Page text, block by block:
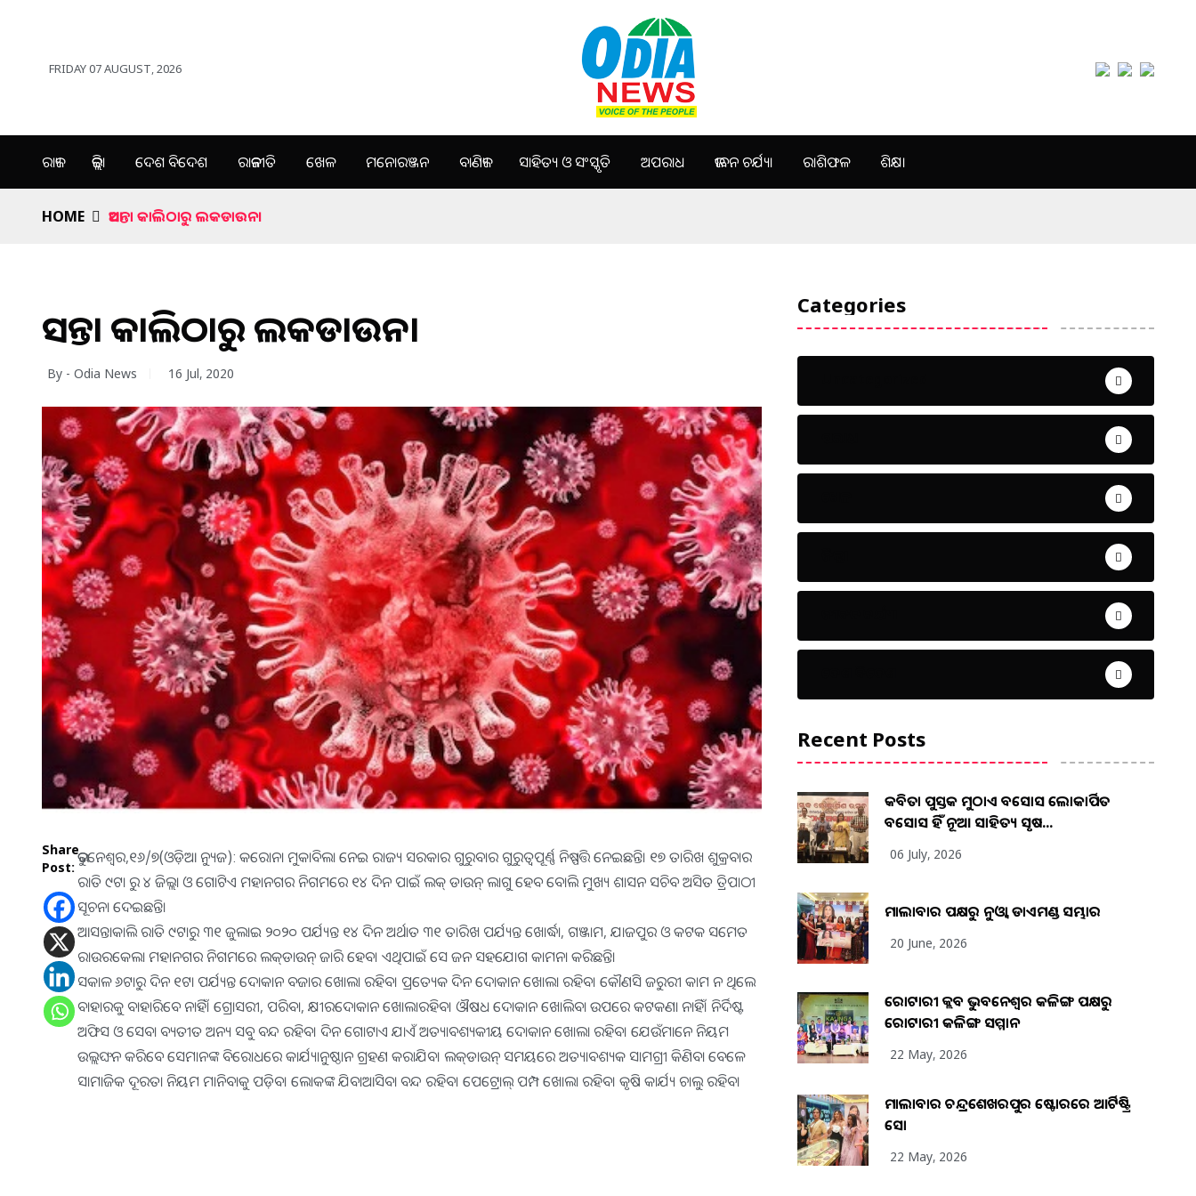
FRIDAY 07 AUGUST, 2026
ରାଜ୍ୟ ଜିଲ୍ଲା ଦେଶ ବିଦେଶ ରାଜନୀତି ଖେଳ ମନୋରଞ୍ଜନ ବାଣିଜ୍ୟ ସାହିତ୍ୟ ଓ ସଂସ୍କୃତି ଅପରାଧ ଜୀବନ ଚର୍ଯ୍ୟା ରାଶିଫଳ ଶିକ୍ଷା
HOME ଆସନ୍ତା କାଲିଠାରୁ ଲକଡାଉନ।
ଆସନ୍ତା କାଲିଠାରୁ ଲକଡାଉନ।
By - Odia News 16 Jul, 2020
Share
Post:
ଭୁବନେଶ୍ବର,୧୬/୭(ଓଡ଼ିଆ ନ୍ୟୁଜ): କରୋନା ମୁକାବିଲା ନେଇ ରାଜ୍ୟ ସରକାର ଗୁରୁବାର ଗୁରୁତ୍ୱପୂର୍ଣ୍ଣ ନିଷ୍ପତ୍ତି ନେଇଛନ୍ତି। ୧୭ ତାରିଖ ଶୁକ୍ରବାର
ରାତି ୯ଟା ରୁ ୪ ଜିଲ୍ଲା ଓ ଗୋଟିଏ ମହାନଗର ନିଗମ​ରେ ୧୪ ଦିନ ପାଇଁ ଲକ୍ ଡାଉନ୍ ଲାଗୁ ହେବ ବୋଲି ମୁଖ୍ୟ ଶାସନ ସଚିବ ଅସିତ ତ୍ରିପାଠୀ
ସୂଚନା ଦେଇଛନ୍ତି।
ଆସନ୍ତାକାଲି ରାତି ୯ଟାରୁ ୩୧ ଜୁଲାଇ ୨୦୨୦ ପର୍ଯ୍ୟନ୍ତ ୧୪ ଦିନ ଅର୍ଥାତ ୩୧ ତାରିଖ ପର୍ଯ୍ୟନ୍ତ ଖୋର୍ଦ୍ଧା, ଗଞ୍ଜାମ, ଯାଜପୁର ଓ କଟକ ସମେତ
ରାଉରକେଲା ମହାନଗର ନିଗମରେ ଲକ୍‌ଡାଉନ୍‌ ଜାରି ହେବ। ଏଥିପାଇଁ ସେ ଜନ ସହଯୋଗ କାମନା କରିଛନ୍ତି।
ସକାଳ ୬ଟାରୁ ଦିନ ୧ଟା ପର୍ଯ୍ୟନ୍ତ ଦୋକାନ ବଜାର ଖୋଲା ରହିବ। ପ୍ରତ୍ୟେକ ଦିନ ଦୋକାନ ଖୋଲା ରହିବ। କୌଣସି ଜରୁରୀ କାମ ନ ଥିଲେ
ବାହାରକୁ ବାହାରିବେ ନାହିଁ। ଗ୍ରୋସରୀ, ପରିବା, କ୍ଷୀରଦୋକାନ ଖୋଲାରହିବ। ଔଷଧ ଦୋକାନ ଖୋଲିବା ଉପରେ କଟକଣା ନାହିଁ। ନିର୍ଦିଷ୍ଟ
ଅଫିସ ଓ ସେବା ବ୍ୟତୀତ ଅନ୍ୟ ସବୁ ବନ୍ଦ ରହିବ। ଦିନ ଗୋଟାଏ ଯାଏଁ ଅତ୍ୟାବଶ୍ୟକୀୟ ଦୋକାନ ଖୋଲା ରହିବ। ଯେଉଁମାନେ ନିୟମ
ଉଲ୍ଲଙ୍ଘନ କରିବେ ସେମାନଙ୍କ ବିରୋଧରେ କାର୍ଯ୍ୟାନୁଷ୍ଠାନ ଗ୍ରହଣ କରାଯିବ। ଲକ୍‌ଡାଉନ୍‌ ସମୟରେ ଅତ୍ୟାବଶ୍ୟକ ସାମଗ୍ରୀ କିଣିବା ବେଳେ
ସାମାଜିକ ଦୂରତା ନିୟମ ମାନିବାକୁ ପଡ଼ିବ। ଲୋକଙ୍କ ଯିବାଆସିବା ବନ୍ଦ ରହିବ। ପେଟ୍ରୋଲ୍‌ ପମ୍ପ ଖୋଲା ରହିବ। କୃଷି କାର୍ଯ୍ୟ ଚାଲୁ ରହିବ।
Categories
Recent Posts
କବିତା ପୁସ୍ତକ ମୁଠାଏ ଅବସୋସ ଲୋକାର୍ପିତ
ଅବସୋସ ହିଁ ନୂଆ ସାହିତ୍ୟ ସୃଷ...
06 July, 2026
ମାଲାବାର ପକ୍ଷରୁ ନୁଓ୍ବା ଡାଏମଣ୍ଡ ସମ୍ଭାର
20 June, 2026
ରୋଟାରୀ କ୍ଲବ ଭୁବନେଶ୍ୱର କଳିଙ୍ଗ ପକ୍ଷରୁ
ରୋଟାରୀ କଳିଙ୍ଗ ସମ୍ମାନ
22 May, 2026
ମାଲାବାର ଚନ୍ଦ୍ରଶେଖରପୁର ଷ୍ଟୋରରେ ଆର୍ଟିଷ୍ଟ୍ରି
ସୋ
22 May, 2026